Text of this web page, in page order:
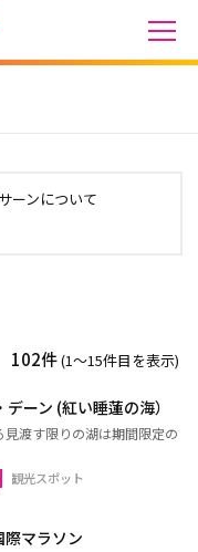
ーンについて
102件(1〜15件目を表示)
ーン (紅い睡蓮の海）
見渡す限りの湖は期間限定の
観光スポット
際マラソン